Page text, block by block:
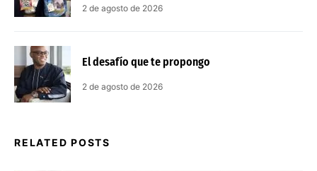
2 de agosto de 2026
El desafío que te propongo
2 de agosto de 2026
RELATED POSTS